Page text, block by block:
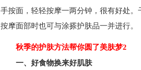
手按面，轻轻按摩一两分钟，很有好处。
按摩面部时也可与涂搽护肤品一并进行。
秋季的护肤方法帮你圆了美肤梦2
一、好食物换来好肌肤